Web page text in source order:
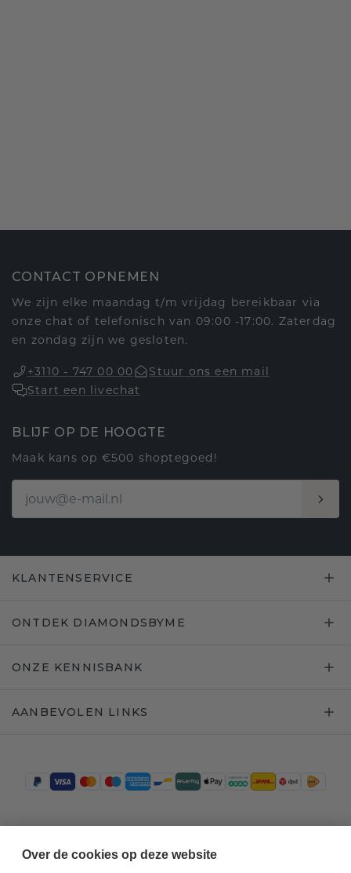
CONTACT OPNEMEN
We zijn elke maandag t/m vrijdag bereikbaar via
onze chat of telefonisch van 09:00 -17:00. Zaterdag
en zondag zijn we gesloten.
+3110 - 747 00 00
Stuur ons een mail
Start een livechat
BLIJF OP DE HOOGTE
Maak kans op €500 shoptegoed!
KLANTENSERVICE
ONTDEK DIAMONDSBYME
ONZE KENNISBANK
AANBEVOLEN LINKS
Over de cookies op deze website